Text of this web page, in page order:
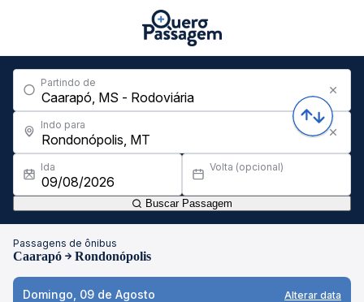
Partindo de
Indo para
Ida Volta (opcional)
Buscar Passagem
Passagens de ônibus
Caarapó Rondonópolis
Domingo, 09 de Agosto Alterar data